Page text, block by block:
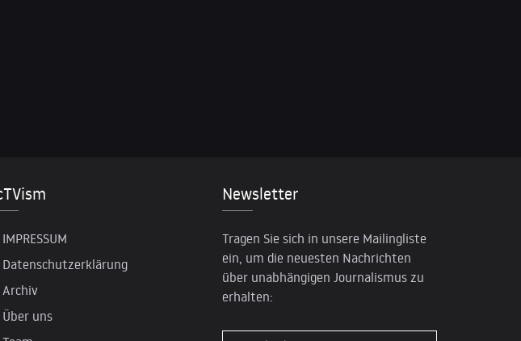
IMPRESSUM
Datenschutzerklärung
Archiv
Über uns
Newsletter
Tragen Sie sich in unsere Mailingliste
ein, um die neuesten Nachrichten
über unabhängigen Journalismus zu
erhalten: